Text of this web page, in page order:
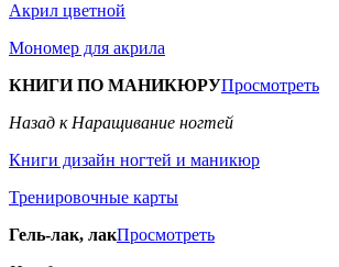
Акрил цветной
Мономер для акрила
КНИГИ ПО МАНИКЮРУПросмотреть
Назад к Наращивание ногтей
Книги дизайн ногтей и маникюр
Тренировочные карты
Гель-лак, лакПросмотреть